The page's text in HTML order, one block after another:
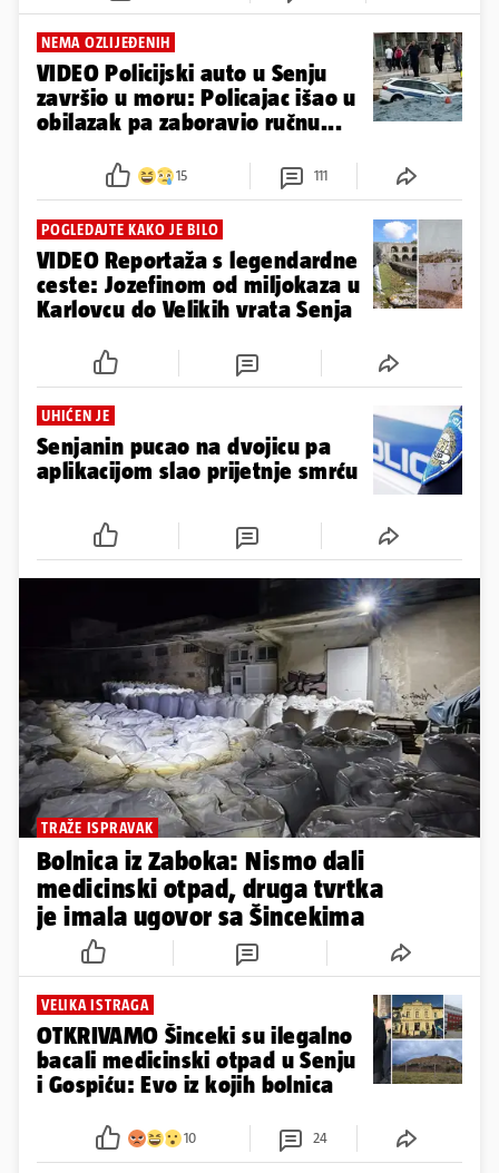
NEMA OZLIJEĐENIH
VIDEO Policijski auto u Senju
završio u moru: Policajac išao u
obilazak pa zaboravio ručnu...
15 111
POGLEDAJTE KAKO JE BILO
VIDEO Reportaža s legendardne
ceste: Jozefinom od miljokaza u
Karlovcu do Velikih vrata Senja
UHIĆEN JE
Senjanin pucao na dvojicu pa
aplikacijom slao prijetnje smrću
TRAŽE ISPRAVAK
Bolnica iz Zaboka: Nismo dali
medicinski otpad, druga tvrtka
je imala ugovor sa Šincekima
VELIKA ISTRAGA
OTKRIVAMO Šinceki su ilegalno
bacali medicinski otpad u Senju
i Gospiću: Evo iz kojih bolnica
10 24